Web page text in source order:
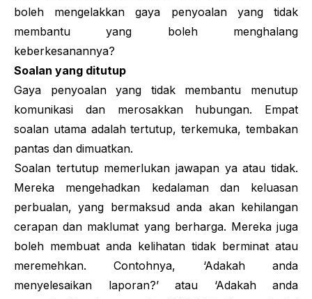
boleh mengelakkan gaya penyoalan yang tidak
membantu yang boleh menghalang
keberkesanannya?
Soalan yang ditutup
Gaya penyoalan yang tidak membantu menutup
komunikasi dan merosakkan hubungan. Empat
soalan utama adalah tertutup, terkemuka, tembakan
pantas dan dimuatkan.
Soalan tertutup memerlukan jawapan ya atau tidak.
Mereka mengehadkan kedalaman dan keluasan
perbualan, yang bermaksud anda akan kehilangan
cerapan dan maklumat yang berharga. Mereka juga
boleh membuat anda kelihatan tidak berminat atau
meremehkan. Contohnya, ‘Adakah anda
menyelesaikan laporan?’ atau ‘Adakah anda